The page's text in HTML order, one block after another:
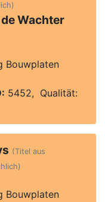
Wachter
Bouwplaten
5452, Qualität:
(Titel aus
Bouwplaten